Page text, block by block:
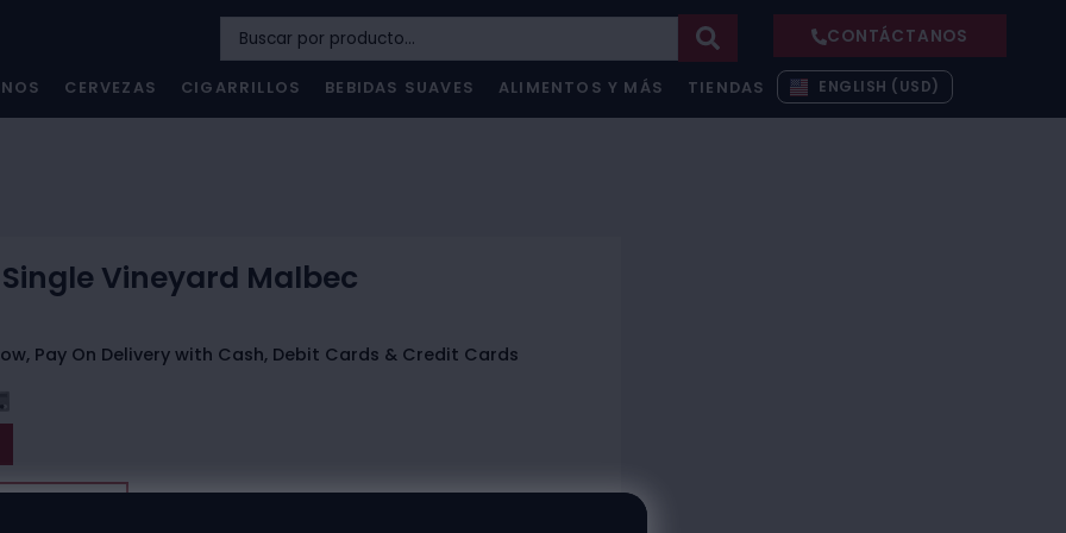
CONTÁCTANOS
CERVEZAS CIGARRILLOS BEBIDAS SUAVES ALIMENTOS Y MÁS TIENDAS ENGLISH (USD)
Vineyard Malbec
Pay On Delivery with Cash, Debit Cards & Credit Cards